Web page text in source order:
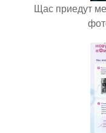
Щас приедут